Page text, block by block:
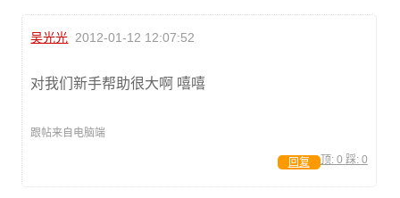
吴光光 2012-01-12 12:07:52
对我们新手帮助很大啊 嘻嘻
跟帖来自电脑端
顶: 0 踩: 0
回复